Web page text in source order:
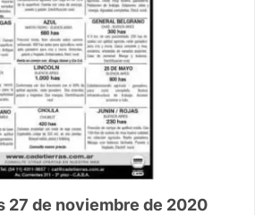
27 de noviembre de 2020